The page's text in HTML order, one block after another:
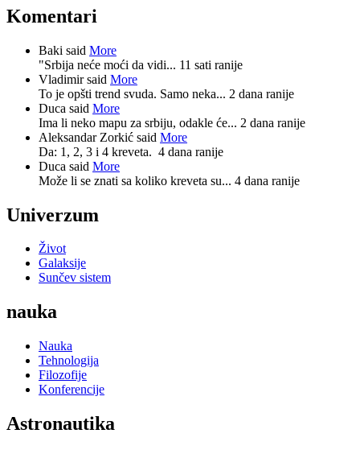
Komentari
Baki said More
"Srbija neće moći da vidi... 11 sati ranije
Vladimir said More
To je opšti trend svuda. Samo neka... 2 dana ranije
Duca said More
Ima li neko mapu za srbiju, odakle će... 2 dana ranije
Aleksandar Zorkić said More
Da: 1, 2, 3 i 4 kreveta. 4 dana ranije
Duca said More
Može li se znati sa koliko kreveta su... 4 dana ranije
Univerzum
Život
Galaksije
Sunčev sistem
nauka
Nauka
Tehnologija
Filozofije
Konferencije
Astronautika